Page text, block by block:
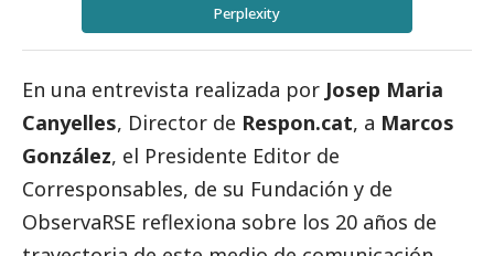
Perplexity
En una entrevista realizada por Josep Maria
Canyelles, Director de Respon.cat, a Marcos
González, el Presidente Editor de
Corresponsables, de su Fundación y de
ObservaRSE reflexiona sobre los 20 años de